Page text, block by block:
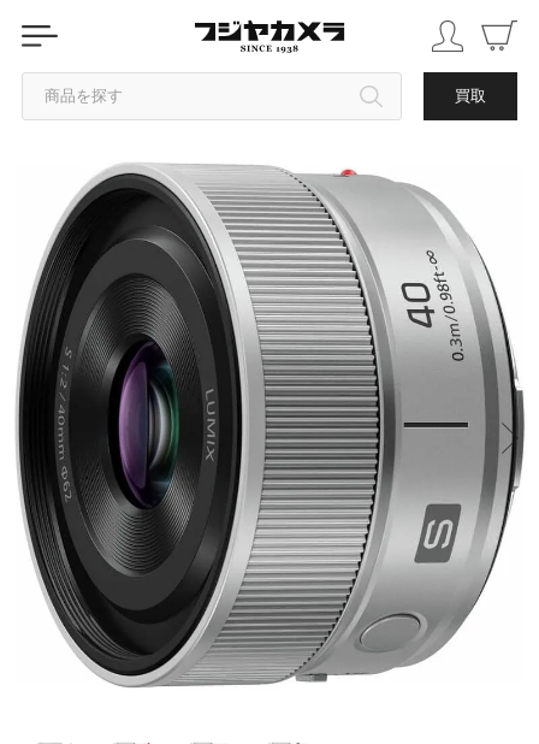
商品を探す 買取
カテゴリから探す
ブランドから探す
中古品を探す